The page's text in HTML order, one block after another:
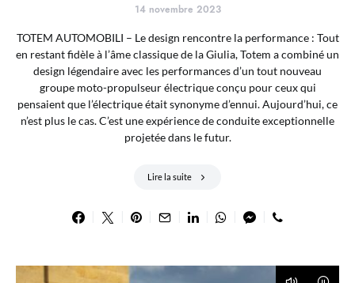
14 novembre 2023
TOTEM AUTOMOBILI – Le design rencontre la performance : Tout
en restant fidèle à l’âme classique de la Giulia, Totem a combiné un
design légendaire avec les performances d’un tout nouveau
groupe moto-propulseur électrique conçu pour ceux qui
pensaient que l’électrique était synonyme d’ennui. Aujourd’hui, ce
n’est plus le cas. C’est une expérience de conduite exceptionnelle
projetée dans le futur.
Lire la suite